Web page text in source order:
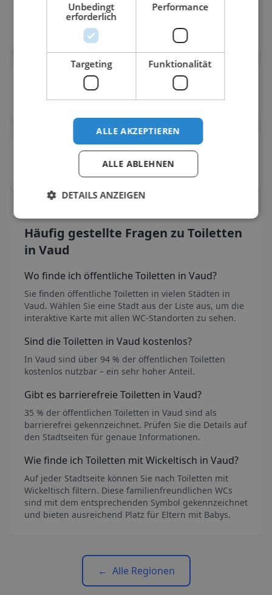
100 % kostenlos % barrierefrei
Toiletten 94% kostenlos 53% barrierefrei
Yverdon-les-Bains
96
Häufig gestellte Fragen zu Toiletten
in Vaud
Wo finde ich öffentliche Toiletten in Vaud?
Sie finden öffentliche Toiletten in vielen Städten in
Vaud. Wählen Sie eine Stadt aus der Liste aus, um die
interaktive Karte mit allen WC-Standorten zu sehen.
Sind die Toiletten in Vaud kostenlos?
In Vaud sind über 94 % der öffentlichen Toiletten
kostenlos nutzbar – ein sehr hoher Anteil.
Gibt es barrierefreie Toiletten in Vaud?
35 % der öffentlichen Toiletten in Vaud sind als
barrierefrei gekennzeichnet. Prüfen Sie die Details auf
den Stadtseiten für genaue Informationen.
Wie finde ich Toiletten mit Wickeltisch in Vaud?
Auf jeder Stadtseite können Sie nach Toiletten mit
Wickeltisch filtern. Diese familienfreundlichen WCs
sind mit dem entsprechenden Symbol gekennzeichnet
und bieten ausreichend Platz für Eltern mit Babys.
← Alle Regionen
Unbedingt
erforderlich
Performance
Targeting Funktionalität
ALLE AKZEPTIEREN
ALLE ABLEHNEN
DETAILS ANZEIGEN